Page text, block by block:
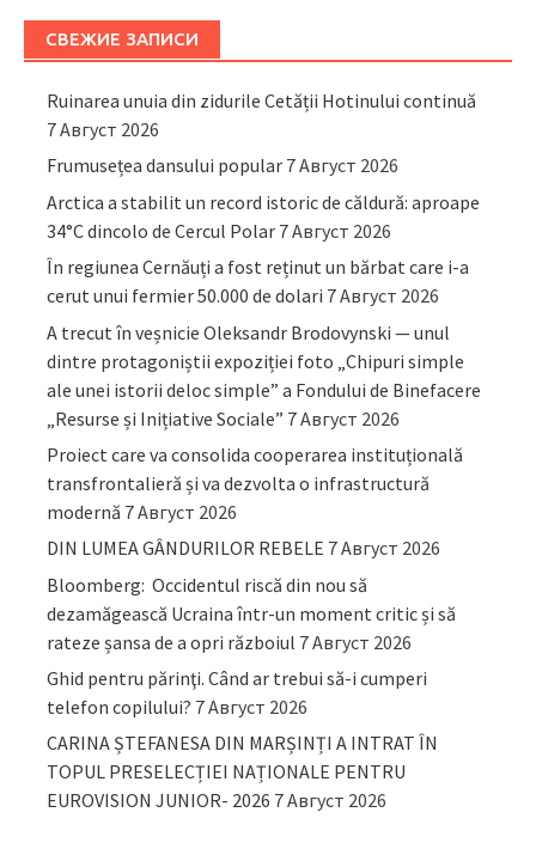
СВЕЖИЕ ЗАПИСИ
Ruinarea unuia din zidurile Cetății Hotinului continuă
7 Август 2026
Frumusețea dansului popular 7 Август 2026
Arctica a stabilit un record istoric de căldură: aproape
34°C dincolo de Cercul Polar 7 Август 2026
În regiunea Cernăuți a fost reținut un bărbat care i-a
cerut unui fermier 50.000 de dolari 7 Август 2026
A trecut în veșnicie Oleksandr Brodovynski — unul
dintre protagoniștii expoziției foto „Chipuri simple
ale unei istorii deloc simple” a Fondului de Binefacere
„Resurse și Inițiative Sociale” 7 Август 2026
Proiect care va consolida cooperarea instituțională
transfrontalieră și va dezvolta o infrastructură
modernă 7 Август 2026
DIN LUMEA GÂNDURILOR REBELE 7 Август 2026
Bloomberg: Occidentul riscă din nou să
dezamăgească Ucraina într-un moment critic și să
rateze șansa de a opri războiul 7 Август 2026
Ghid pentru părinţi. Când ar trebui să-i cumperi
telefon copilului? 7 Август 2026
CARINA ȘTEFANESA DIN MARȘINȚI A INTRAT ÎN
TOPUL PRESELECȚIEI NAȚIONALE PENTRU
EUROVISION JUNIOR- 2026 7 Август 2026